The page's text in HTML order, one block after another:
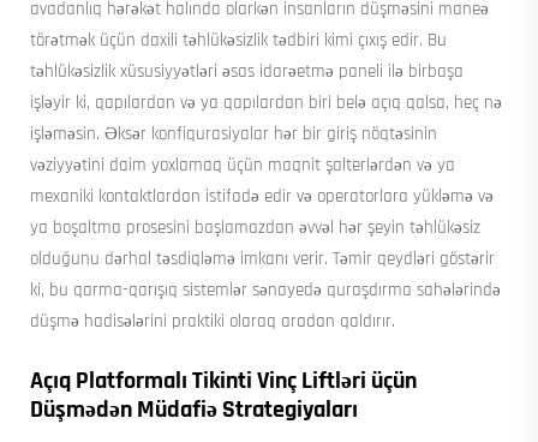
avadanlıq hərəkət halında olarkən insanların düşməsini maneə
törətmək üçün daxili təhlükəsizlik tədbiri kimi çıxış edir. Bu
təhlükəsizlik xüsusiyyətləri əsas idarəetmə paneli ilə birbaşa
işləyir ki, qapılardan və ya qapılardan biri belə açıq qalsa, heç nə
işləməsin. Əksər konfiqurasiyalar hər bir giriş nöqtəsinin
vəziyyətini daim yoxlamaq üçün maqnit şalterlərdən və ya
mexaniki kontaktlardan istifadə edir və operatorlara yükləmə və
ya boşaltma prosesini başlamazdan əvvəl hər şeyin təhlükəsiz
olduğunu dərhal təsdiqləmə imkanı verir. Təmir qeydləri göstərir
ki, bu qarma-qarışıq sistemlər sənayedə quraşdırma sahələrində
düşmə hadisələrini praktiki olaraq aradan qaldırır.
Açıq Platformalı Tikinti Vinç Liftləri üçün
Düşmədən Müdafiə Strategiyaları